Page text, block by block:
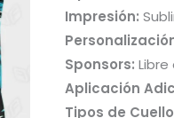
Impresión:
Sponsors:
Aplicación
Tipos de